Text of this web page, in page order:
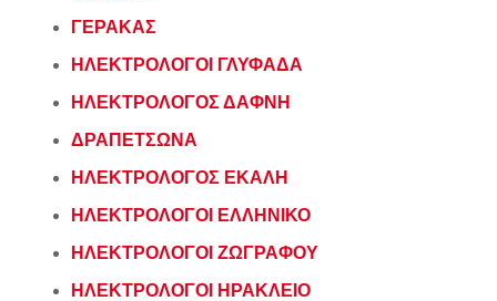
ΓΕΡΑΚΑΣ
ΗΛΕΚΤΡΟΛΟΓΟΙ ΓΛΥΦΑΔΑ
ΗΛΕΚΤΡΟΛΟΓΟΣ ΔΑΦΝΗ
ΔΡΑΠΕΤΣΩΝΑ
ΗΛΕΚΤΡΟΛΟΓΟΣ ΕΚΑΛΗ
ΗΛΕΚΤΡΟΛΟΓΟΙ ΕΛΛΗΝΙΚΟ
ΗΛΕΚΤΡΟΛΟΓΟΙ ΖΩΓΡΑΦΟΥ
ΗΛΕΚΤΡΟΛΟΓΟΙ ΗΡΑΚΛΕΙΟ